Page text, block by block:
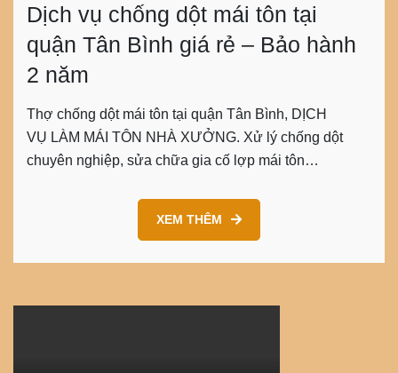
Dịch vụ chống dột mái tôn tại
quận Tân Bình giá rẻ – Bảo hành
2 năm
Thợ chống dột mái tôn tại quận Tân Bình, DỊCH
VỤ LÀM MÁI TÔN NHÀ XƯỞNG. Xử lý chống dột
chuyên nghiệp, sửa chữa gia cố lợp mái tôn…
XEM THÊM